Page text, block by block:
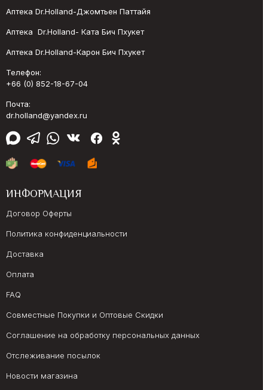
Аптека Dr.Holland-Джомтьен Паттайя
Аптека Dr.Holland- Ката Бич Пхукет
Аптека Dr.Holland-Карон Бич Пхукет
Телефон:
+66 (0) 852-18-67-04
Почта:
dr.holland@yandex.ru
ИНФОРМАЦИЯ
Договор Оферты
Политика конфиденциальности
Доставка
Оплата
FAQ
Совместные Покупки и Оптовые Скидки
Соглашение на обработку персональных данных
Отслеживание посылок
Новости магазина